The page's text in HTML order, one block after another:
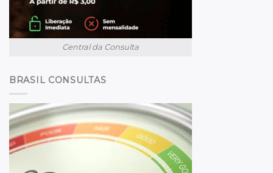
Central da Consulta
BRASIL CONSULTAS